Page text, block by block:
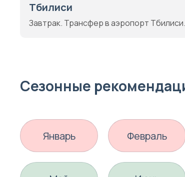
Тбилиси
Завтрак. Трансфер в аэропорт
Сезонные
Январь Февраль